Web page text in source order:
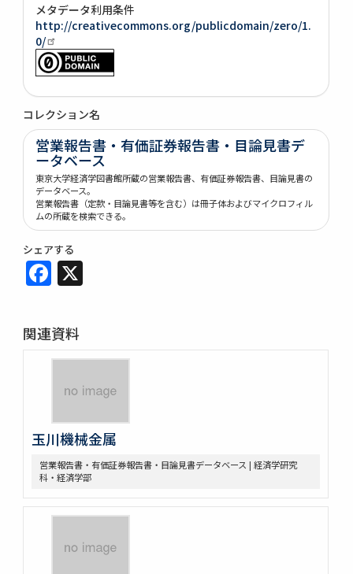
メタデータ利用条件
http://creativecommons.org/publicdomain/zero/1.
0/
コレクション名
営業報告書・有価証券報告書・目論見書デ
ータベース
東京大学経済学図書館所蔵の営業報告書、有価証券報告書、目論見書の
データベース。
営業報告書（定款・目論見書等を含む）は冊子体およびマイクロフィル
ムの所蔵を検索できる。
シェアする
Facebook
関連資料
玉川機械金属
営業報告書・有価証券報告書・目論見書データベース | 経済学研究
科・経済学部